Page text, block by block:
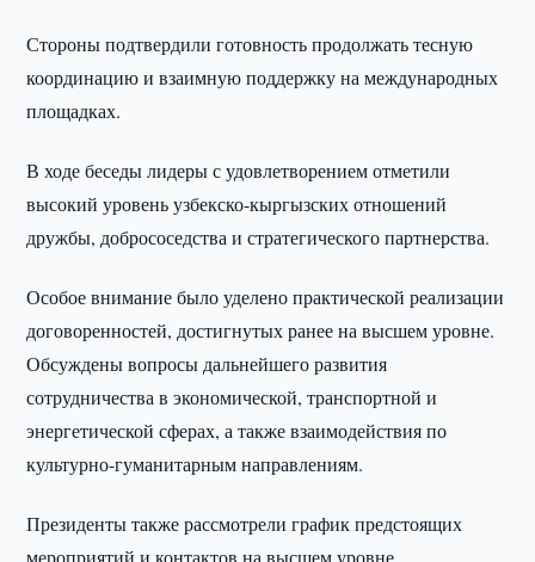
Стороны подтвердили готовность продолжать тесную
координацию и взаимную поддержку на международных
площадках.
В ходе беседы лидеры с удовлетворением отметили
высокий уровень узбекско-кыргызских отношений
дружбы, добрососедства и стратегического партнерства.
Особое внимание было уделено практической реализации
договоренностей, достигнутых ранее на высшем уровне.
Обсуждены вопросы дальнейшего развития
сотрудничества в экономической, транспортной и
энергетической сферах, а также взаимодействия по
культурно-гуманитарным направлениям.
Президенты также рассмотрели график предстоящих
мероприятий и контактов на высшем уровне.